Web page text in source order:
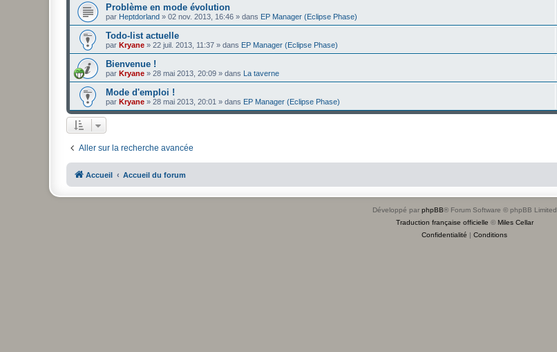
Problème en mode évolution
par Heptdorland » 02 nov. 2013, 16:46 » dans EP Manager (Eclipse Phase)
Todo-list actuelle
par Kryane » 22 juil. 2013, 11:37 » dans EP Manager (Eclipse Phase)
Bienvenue !
par Kryane » 28 mai 2013, 20:09 » dans La taverne
Mode d'emploi !
par Kryane » 28 mai 2013, 20:01 » dans EP Manager (Eclipse Phase)
Aller sur la recherche avancée
Accueil Accueil du forum
Développé par phpBB® Forum Software © phpBB Limited
Traduction française officielle © Miles Cellar
Confidentialité | Conditions